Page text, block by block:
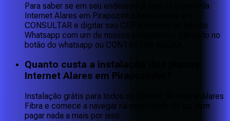
Para saber se em seu endereço já tem os planos da
Internet Alares em Pirapozinho basta clicar em
CONSULTAR e digitar seu CEP e número ou fale no
Whatsapp com um de nossos consultores, clicando no
botão do whatsapp ou CONTRATAR AGORA.
Quanto custa a instalação dos planos
Internet Alares em Pirapozinho?
Instalação grátis para todos os planos! 🤩 Assine Alares
Fibra e comece a navegar na velocidade da luz sem
pagar nada a mais por isso.